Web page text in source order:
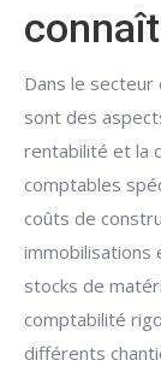
Dans le
sont des
rentabilité et la
comptables
coûts de
immobilisations
stocks de
comptabilité
différents